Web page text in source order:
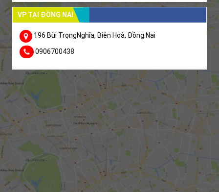
VP TẠI ĐỒNG NAI
196 Bùi TrọngNghĩa, Biên Hoà, Đồng Nai
0906700438